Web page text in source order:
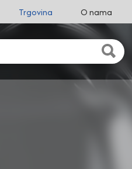
Trgovina O nama